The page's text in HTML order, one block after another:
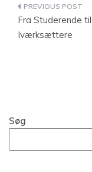
Fra Studerende til
Iværksættere
Søg